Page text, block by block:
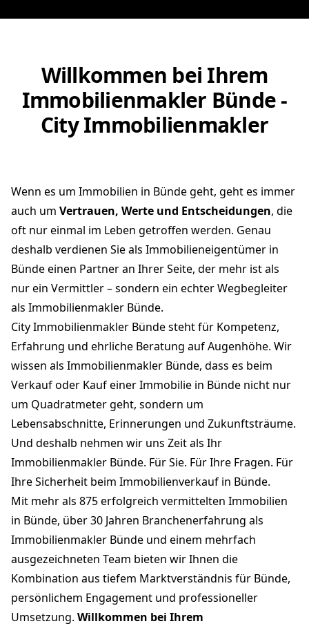
Willkommen bei Ihrem
Immobilienmakler Bünde -
City Immobilienmakler
Wenn es um Immobilien in Bünde geht, geht es immer
auch um Vertrauen, Werte und Entscheidungen, die
oft nur einmal im Leben getroffen werden. Genau
deshalb verdienen Sie als Immobilieneigentümer in
Bünde einen Partner an Ihrer Seite, der mehr ist als
nur ein Vermittler – sondern ein echter Wegbegleiter
als Immobilienmakler Bünde.
City Immobilienmakler Bünde steht für Kompetenz,
Erfahrung und ehrliche Beratung auf Augenhöhe. Wir
wissen als Immobilienmakler Bünde, dass es beim
Verkauf oder Kauf einer Immobilie in Bünde nicht nur
um Quadratmeter geht, sondern um
Lebensabschnitte, Erinnerungen und Zukunftsträume.
Und deshalb nehmen wir uns Zeit als Ihr
Immobilienmakler Bünde. Für Sie. Für Ihre Fragen. Für
Ihre Sicherheit beim Immobilienverkauf in Bünde.
Mit mehr als 875 erfolgreich vermittelten Immobilien
in Bünde, über 30 Jahren Branchenerfahrung als
Immobilienmakler Bünde und einem mehrfach
ausgezeichneten Team bieten wir Ihnen die
Kombination aus tiefem Marktverständnis für Bünde,
persönlichem Engagement und professioneller
Umsetzung. Willkommen bei Ihrem